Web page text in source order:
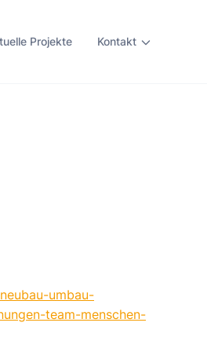
Projekte Kontakt
umbau-
team-menschen-